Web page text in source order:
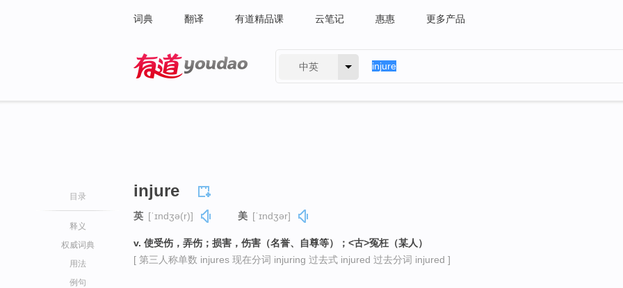
词典 翻译 有道精品课 云笔记 惠惠 更多产品
中英
目录
释义
权威词典
用法
例句
injure
英 [ˈɪndʒə(r)] 美 [ˈɪndʒər]
v. 使受伤，弄伤；损害，伤害（名誉、自尊等）；<古>冤枉（某人）
[ 第三人称单数 injures 现在分词 injuring 过去式 injured 过去分词 injured ]